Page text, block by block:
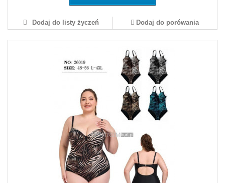
Dodaj do listy życzeń Dodaj do porówania